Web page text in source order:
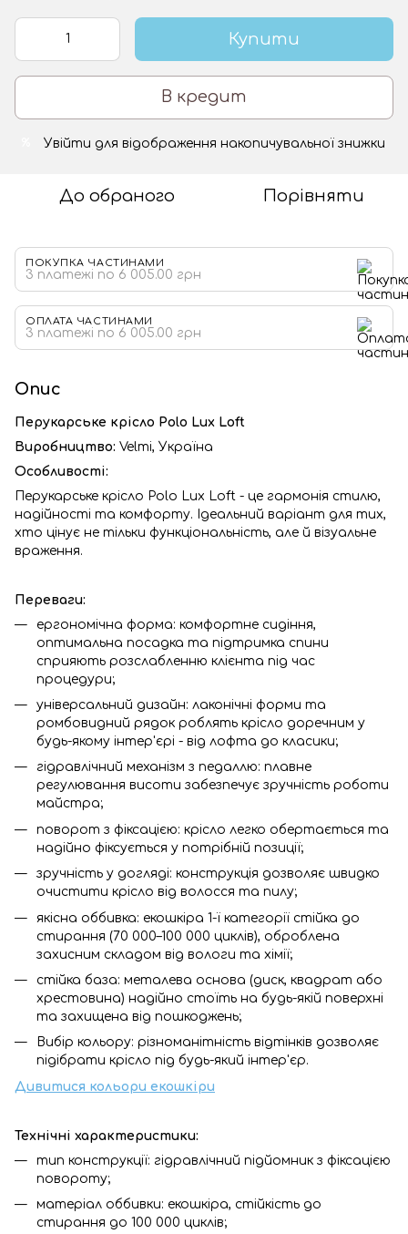
Купити
В кредит
Увійти для відображення накопичувальної знижки
До обраного Порівняти
ПОКУПКА ЧАСТИНАМИ
3 платежі по 6 005.00 грн
ОПЛАТА ЧАСТИНАМИ
3 платежі по 6 005.00 грн
Опис
Перукарське крісло Polo Lux Loft
Виробництво: Velmi, Україна
Особливості:
Перукарське крісло Polo Lux Loft - це гармонія стилю,
надійності та комфорту. Ідеальний варіант для тих,
хто цінує не тільки функціональність, але й візуальне
враження.
Переваги:
ергономічна форма: комфортне сидіння,
оптимальна посадка та підтримка спини
сприяють розслабленню клієнта під час
процедури;
універсальний дизайн: лаконічні форми та
ромбовидний рядок роблять крісло доречним у
будь-якому інтер'єрі - від лофта до класики;
гідравлічний механізм з педаллю: плавне
регулювання висоти забезпечує зручність роботи
майстра;
поворот з фіксацією: крісло легко обертається та
надійно фіксується у потрібній позиції;
зручність у догляді: конструкція дозволяє швидко
очистити крісло від волосся та пилу;
якісна оббивка: екошкіра 1-ї категорії стійка до
стирання (70 000–100 000 циклів), оброблена
захисним складом від вологи та хімії;
стійка база: металева основа (диск, квадрат або
хрестовина) надійно стоїть на будь-якій поверхні
та захищена від пошкоджень;
Вибір кольору: різноманітність відтінків дозволяє
підібрати крісло під будь-який інтер'єр.
Дивитися кольори екошкіри
Технічні характеристики:
тип конструкції: гідравлічний підйомник з фіксацією
повороту;
матеріал оббивки: екошкіра, стійкість до
стирання до 100 000 циклів;